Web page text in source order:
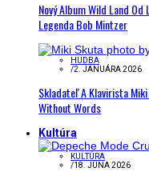
Nový Album Wild Land
Legenda Bob Mintzer
HUDBA
/2. JANUÁRA 2026
Skladateľ A Klavirista
Without Words
Kultúra
KULTÚRA
/18. JÚNA 2026